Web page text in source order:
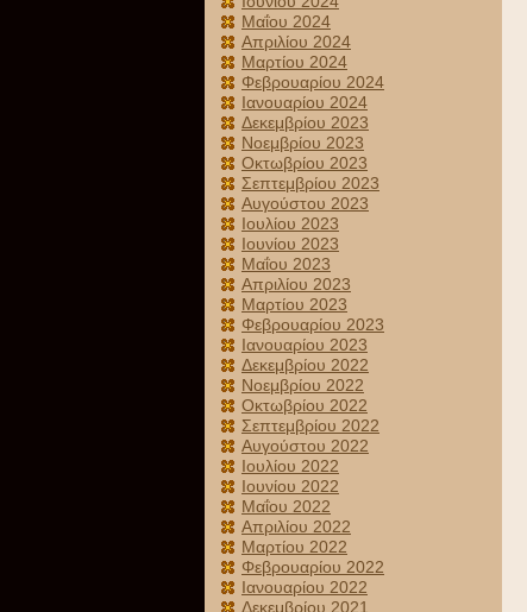
Μαΐου 2024
Απριλίου 2024
Μαρτίου 2024
Φεβρουαρίου 2024
Ιανουαρίου 2024
Δεκεμβρίου 2023
Νοεμβρίου 2023
Οκτωβρίου 2023
Σεπτεμβρίου 2023
Αυγούστου 2023
Ιουλίου 2023
Ιουνίου 2023
Μαΐου 2023
Απριλίου 2023
Μαρτίου 2023
Φεβρουαρίου 2023
Ιανουαρίου 2023
Δεκεμβρίου 2022
Νοεμβρίου 2022
Οκτωβρίου 2022
Σεπτεμβρίου 2022
Αυγούστου 2022
Ιουλίου 2022
Ιουνίου 2022
Μαΐου 2022
Απριλίου 2022
Μαρτίου 2022
Φεβρουαρίου 2022
Ιανουαρίου 2022
Δεκεμβρίου 2021